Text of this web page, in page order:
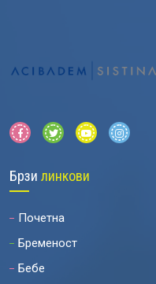
Брзи линкови
Почетна
Бременост
Бебе